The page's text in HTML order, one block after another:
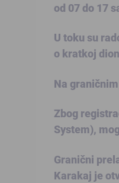
od 07 do 17
U toku su
o kratkoj
Na
Zbog
System),
Granični
Karakaj je